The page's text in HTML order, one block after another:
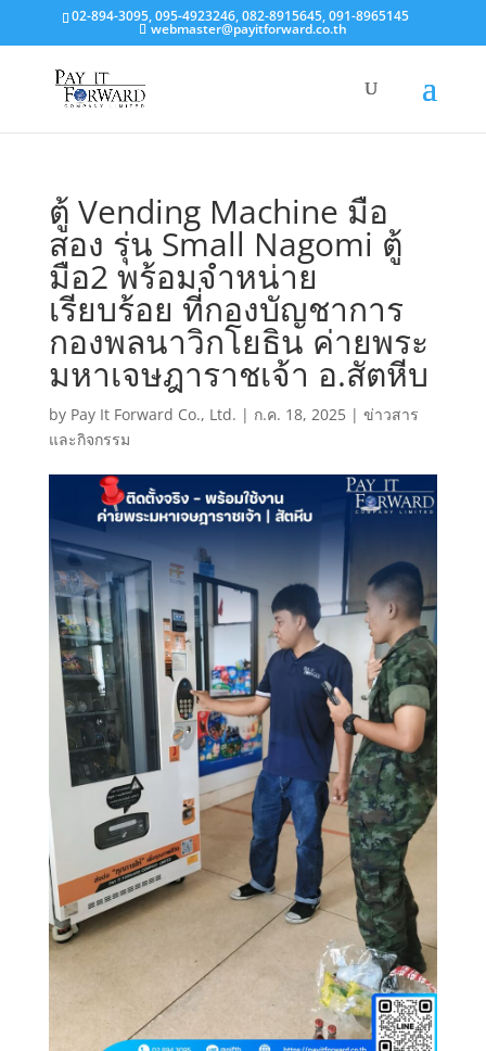
02-894-3095, 095-4923246, 082-8915645, 091-8965145
webmaster@payitforward.co.th
ตู้ Vending Machine มือ
สอง รุ่น Small Nagomi ตู้
มือ2 พร้อมจำหน่าย
เรียบร้อย ที่กองบัญชาการ
กองพลนาวิกโยธิน ค่ายพระ
มหาเจษฎาราชเจ้า อ.สัตหีบ
by Pay It Forward Co., Ltd. | ก.ค. 18, 2025| ข่าวสาร
และกิจกรรม